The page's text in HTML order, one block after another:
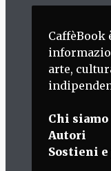
CaffèBook
arte,
Chi siamo
Autori
Sostieni